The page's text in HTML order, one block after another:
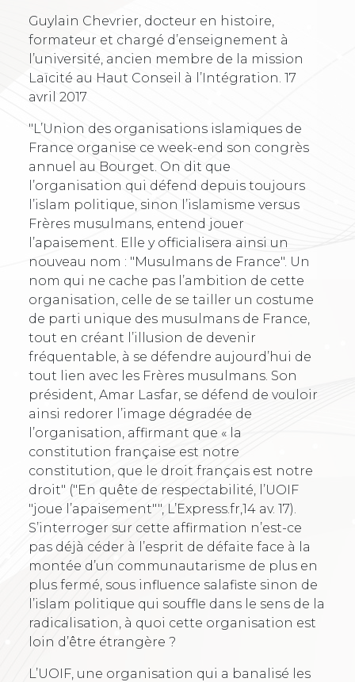
Guylain Chevrier, docteur en histoire,
formateur et chargé d’enseignement à
l’université, ancien membre de la mission
Laïcité au Haut Conseil à l’Intégration. 17
avril 2017
"L’Union des organisations islamiques de
France organise ce week-end son congrès
annuel au Bourget. On dit que
l’organisation qui défend depuis toujours
l’islam politique, sinon l’islamisme versus
Frères musulmans, entend jouer
l’apaisement. Elle y officialisera ainsi un
nouveau nom : "Musulmans de France". Un
nom qui ne cache pas l’ambition de cette
organisation, celle de se tailler un costume
de parti unique des musulmans de France,
tout en créant l’illusion de devenir
fréquentable, à se défendre aujourd’hui de
tout lien avec les Frères musulmans. Son
président, Amar Lasfar, se défend de vouloir
ainsi redorer l’image dégradée de
l’organisation, affirmant que « la
constitution française est notre
constitution, que le droit français est notre
droit" ("En quête de respectabilité, l’UOIF
"joue l’apaisement"", L’Express.fr,14 av. 17).
S’interroger sur cette affirmation n’est-ce
pas déjà céder à l’esprit de défaite face à la
montée d’un communautarisme de plus en
plus fermé, sous influence salafiste sinon de
l’islam politique qui souffle dans le sens de la
radicalisation, à quoi cette organisation est
loin d’être étrangère ?
L’UOIF, une organisation qui a banalisé les